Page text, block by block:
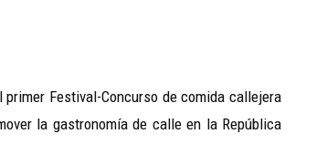
Festival-Concurso de comida callejera
la gastronomía de calle en la República